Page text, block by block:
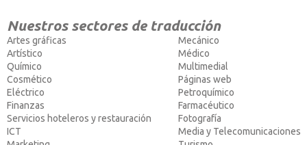
Nuestros sectores de traducción
Artes gráficas
Artístico
Químico
Cosmético
Eléctrico
Finanzas
Servicios hoteleros y restauración
ICT
Mecánico
Médico
Multimedial
Páginas web
Petroquímico
Farmacéutico
Fotografía
Media y Telecomunicaciones